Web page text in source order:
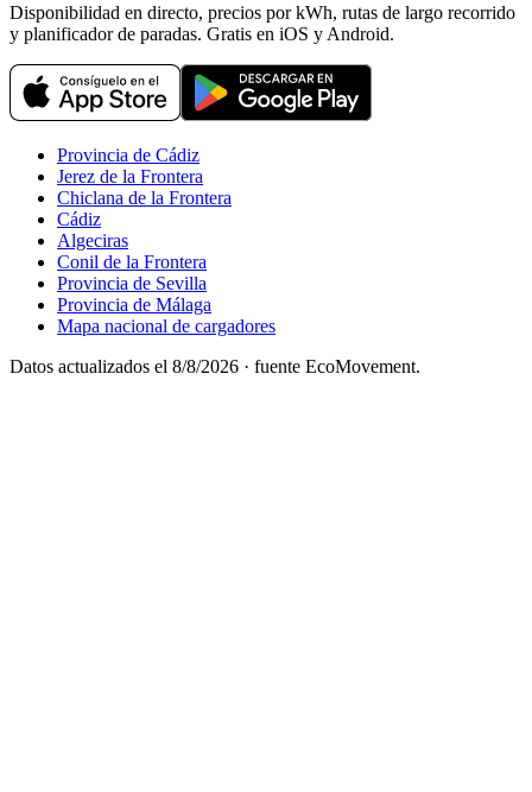
Disponibilidad en directo, precios por kWh, rutas de largo recorrido
y planificador de paradas. Gratis en iOS y Android.
Provincia de Cádiz
Jerez de la Frontera
Chiclana de la Frontera
Cádiz
Algeciras
Conil de la Frontera
Provincia de Sevilla
Provincia de Málaga
Mapa nacional de cargadores
Datos actualizados el 8/8/2026 · fuente EcoMovement.